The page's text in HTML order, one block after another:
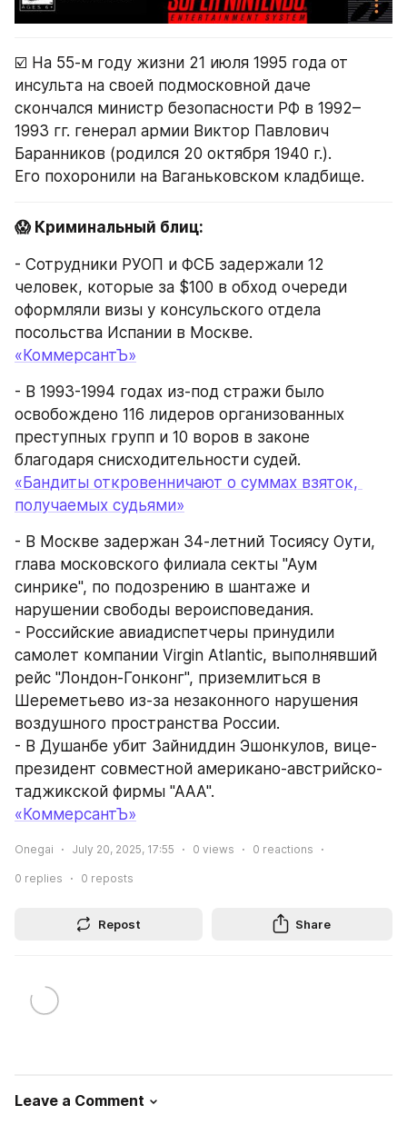
☑️ На 55-м году жизни 21 июля 1995 года от
инсульта на своей подмосковной даче
скончался министр безопасности РФ в 1992–
1993 гг. генерал армии Виктор Павлович
Баранников (родился 20 октября 1940 г.).
Его похоронили на Ваганьковском кладбище.
😱 Криминальный блиц:
- Сотрудники РУОП и ФСБ задержали 12
человек, которые за $100 в обход очереди
оформляли визы у консульского отдела
посольства Испании в Москве.
«КоммерсантЪ»
- В 1993-1994 годах из-под стражи было
освобождено 116 лидеров организованных
преступных групп и 10 воров в законе
благодаря снисходительности судей.
«Бандиты откровенничают о суммах взяток,
получаемых судьями»
- В Москве задержан 34-летний Тосиясу Оути,
глава московского филиала секты "Аум
синрике", по подозрению в шантаже и
нарушении свободы вероисповедания.
- Российские авиадиспетчеры принудили
самолет компании Virgin Atlantic, выполнявший
рейс "Лондон-Гонконг", приземлиться в
Шереметьево из-за незаконного нарушения
воздушного пространства России.
- В Душанбе убит Зайниддин Эшонкулов, вице-
президент совместной американо-австрийско-
таджикской фирмы "ААА".
«КоммерсантЪ»
Onegai July 20, 2025, 17:55 0 views 0 reactions
0 replies 0 reposts
Repost Share
Leave a Comment